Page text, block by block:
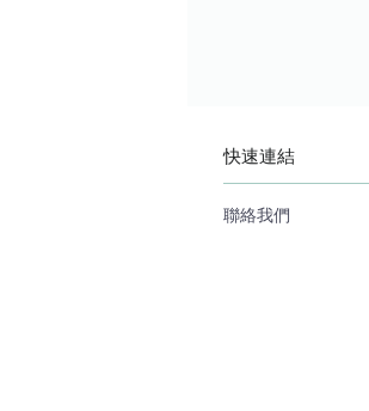
快速連結
聯絡我們